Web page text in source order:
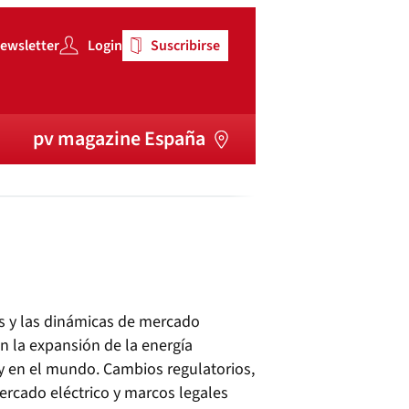
Login Suscribirse
pv magazine España
y las dinámicas de mercado
la expansión de la energía
en el mundo. Cambios regulatorios,
eléctrico y marcos legales